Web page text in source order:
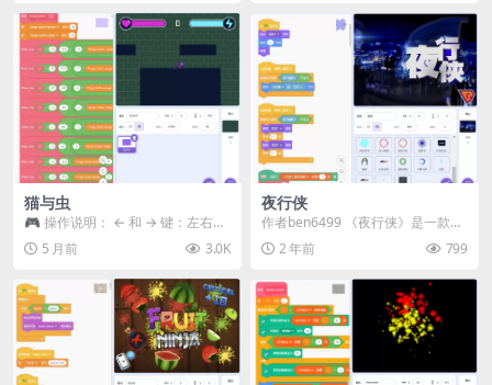
猫与虫
🎮 操作说明： ← 和 → 键：左右移
动 Z 键：跳跃 组合 ← → ↑ ↓ 键...
5 月前 3.0K
夜行侠
作者ben6499 《夜行侠》是一款以
万圣节为主题的特制游戏，融合了
惊悚与冒险元...
2 年前 799